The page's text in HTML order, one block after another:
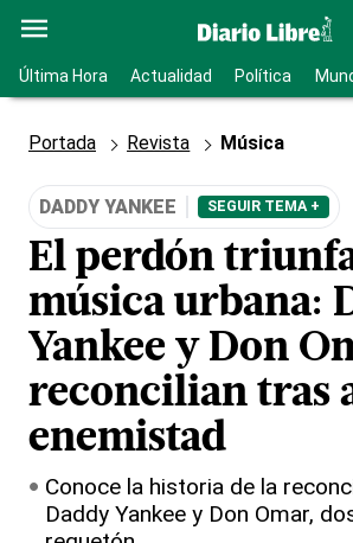
Última Hora Actualidad Política
Portada Revista Música
DADDY YANKEE SEGUIR TEMA +
El perdón
música urbana:
Yankee y Don
reconcilian tras
enemistad
Conoce la historia de la
Daddy Yankee y Don Omar,